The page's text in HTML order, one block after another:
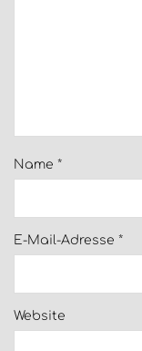
Name *
E-Mail-Adresse *
Website